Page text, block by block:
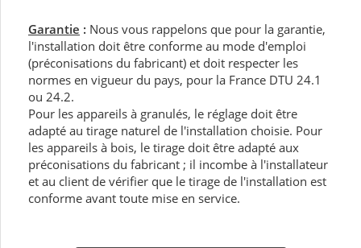
Garantie : Nous vous rappelons que pour la garantie,
l'installation doit être conforme au mode d'emploi
(préconisations du fabricant) et doit respecter les
normes en vigueur du pays, pour la France DTU 24.1
ou 24.2.
Pour les appareils à granulés, le réglage doit être
adapté au tirage naturel de l'installation choisie. Pour
les appareils à bois, le tirage doit être adapté aux
préconisations du fabricant ; il incombe à l'installateur
et au client de vérifier que le tirage de l'installation est
conforme avant toute mise en service.